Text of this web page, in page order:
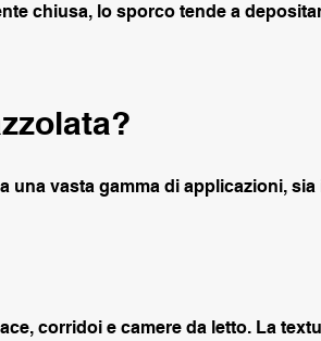
chiusa, lo sporco tende a
una vasta gamma di applicazioni,
corridoi e camere da letto. La